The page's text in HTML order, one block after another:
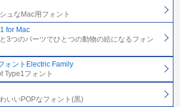
ュなMac用フォント
for Mac
3つのパーツでひとつの動物の絵になるフォン
ォントElectric Family
Type1フォント
いいPOPなフォント(黒)